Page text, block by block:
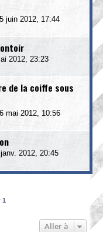
juin 2012, 17:44
2012, 23:23
de la coiffe sous
mai 2012, 10:56
2012, 20:45
1
Aller à